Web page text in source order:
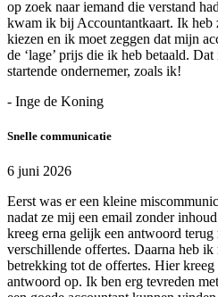
op zoek naar iemand die verstand
kwam ik bij Accountantkaart. Ik heb
kiezen en ik moet zeggen dat mijn
de ‘lage’ prijs die ik heb betaald.
startende ondernemer, zoals ik!
- Inge de Koning
Snelle communicatie
6 juni 2026
Eerst was er een kleine
nadat ze mij een email zonder
kreeg erna gelijk een antwoord terug
verschillende offertes. Daarna heb
betrekking tot de offertes. Hier
antwoord op. Ik ben erg tevreden